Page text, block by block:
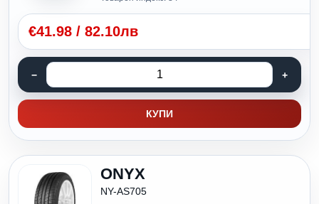
€41.98 / 82.10лв
КУПИ
ONYX
NY-AS705